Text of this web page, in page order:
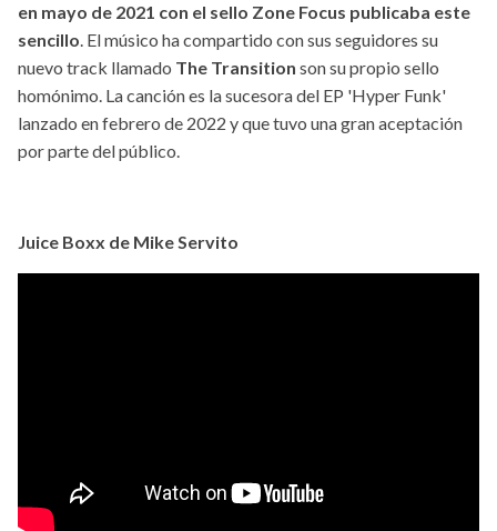
en mayo de 2021 con el sello Zone Focus publicaba este
sencillo. El músico ha compartido con sus seguidores su
nuevo track llamado The Transition son su propio sello
homónimo. La canción es la sucesora del EP 'Hyper Funk'
lanzado en febrero de 2022 y que tuvo una gran aceptación
por parte del público.
Juice Boxx de Mike Servito